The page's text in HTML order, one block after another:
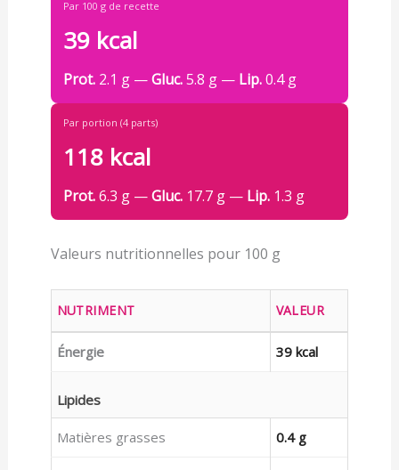
Par 100 g de recette
39 kcal
Prot.2.1 g —Gluc.5.8 g — Lip.0.4 g
Par portion (4 parts)
118 kcal
Prot.6.3 g —Gluc.17.7 g — Lip.1.3 g
Valeurs nutritionnelles pour 100 g
NUTRIMENT VALEUR
Énergie 39 kcal
Lipides
Matières grasses 0.4 g